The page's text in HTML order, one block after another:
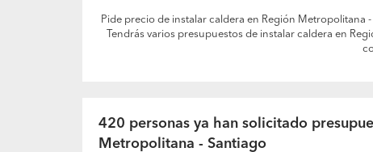
Pide precio de instalar caldera en Región
Tendrás varios presupuestos de instalar caldera en
420 personas ya han solicitado
Metropolitana - Santiago